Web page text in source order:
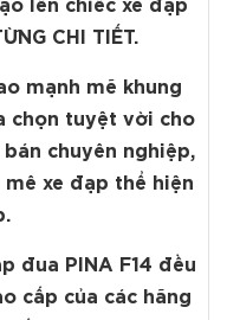
lên chiếc xe đạp
CHI TIẾT.
mạnh mẽ khung
chọn tuyệt vời cho
chuyên nghiệp,
mê xe đạp thể hiện
đua PINA F14 đều
cấp của các hãng